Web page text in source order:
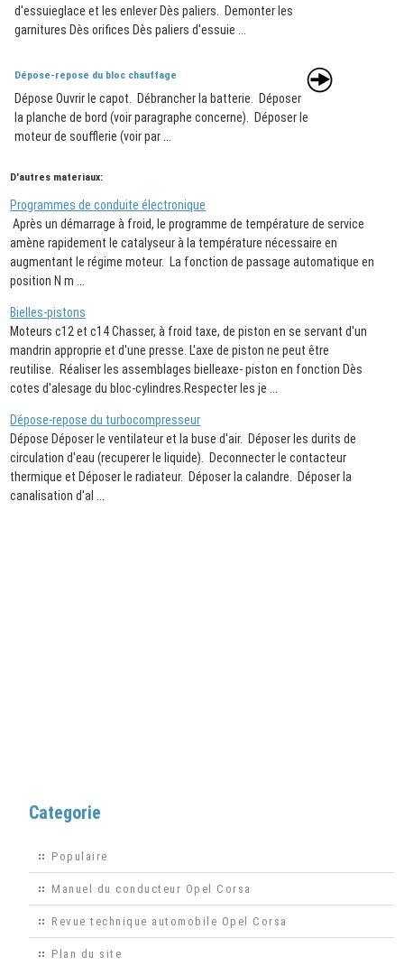
d'essuieglace et les enlever Dès paliers. Demonter les
garnitures Dès orifices Dès paliers d'essuie ...
Dépose-repose du bloc chauffage
Dépose Ouvrir le capot. Débrancher la batterie. Déposer
la planche de bord (voir paragraphe concerne). Déposer le
moteur de soufflerie (voir par ...
D'autres materiaux:
Programmes de conduite électronique
Après un démarrage à froid, le programme de température de service
amène rapidement le catalyseur à la température nécessaire en
augmentant le régime moteur. La fonction de passage automatique en
position N m ...
Bielles-pistons
Moteurs c12 et c14 Chasser, à froid taxe, de piston en se servant d'un
mandrin approprie et d'une presse. L'axe de piston ne peut être
reutilise. Réaliser les assemblages bielleaxe- piston en fonction Dès
cotes d'alesage du bloc-cylindres.Respecter les je ...
Dépose-repose du turbocompresseur
Dépose Déposer le ventilateur et la buse d'air. Déposer les durits de
circulation d'eau (recuperer le liquide). Deconnecter le contacteur
thermique et Déposer le radiateur. Déposer la calandre. Déposer la
canalisation d'al ...
Categorie
Populaire
Manuel du conducteur Opel Corsa
Revue technique automobile Opel Corsa
Plan du site